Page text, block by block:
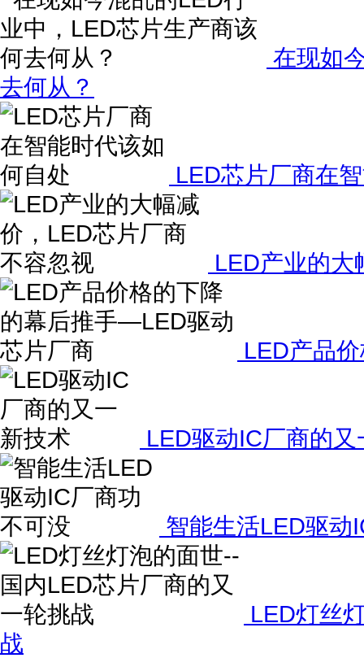
在现如
去何从？
LED芯片厂商在
LED产业的大
LED产品
LED驱动IC厂商的
智能生活LED驱动
LED灯丝
战